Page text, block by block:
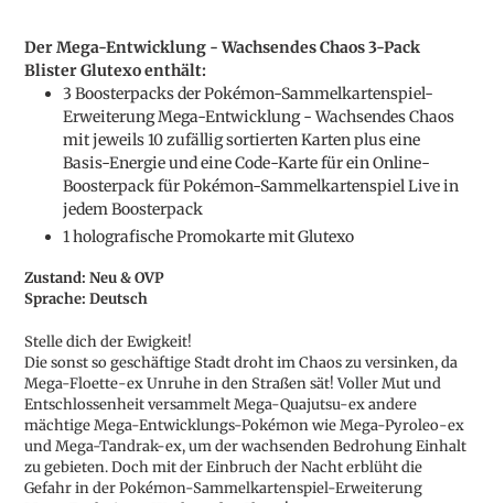
zum
Warenkorb
hinzugefügt
Der Mega-Entwicklung - Wachsendes Chaos 3-Pack
Blister Glutexo enthält:
3 Boosterpacks der Pokémon-Sammelkartenspiel-
Erweiterung Mega-Entwicklung - Wachsendes Chaos
mit jeweils 10 zufällig sortierten Karten plus eine
Basis-Energie und eine Code-Karte für ein Online-
Boosterpack für Pokémon-Sammelkartenspiel Live in
jedem Boosterpack
1 holografische Promokarte mit Glutexo
Zustand: Neu & OVP
Sprache: Deutsch
Stelle dich der Ewigkeit!
Die sonst so geschäftige Stadt droht im Chaos zu versinken, da
Mega-Floette-ex Unruhe in den Straßen sät! Voller Mut und
Entschlossenheit versammelt Mega-Quajutsu-ex andere
mächtige Mega-Entwicklungs-Pokémon wie Mega-Pyroleo-ex
und Mega-Tandrak-ex, um der wachsenden Bedrohung Einhalt
zu gebieten. Doch mit der Einbruch der Nacht erblüht die
Gefahr in der Pokémon-Sammelkartenspiel-Erweiterung